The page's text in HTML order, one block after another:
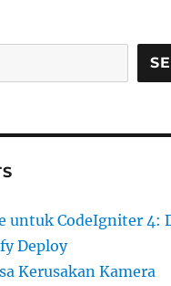
untuk CodeIgniter 4:
Deploy
Kerusakan Kamera